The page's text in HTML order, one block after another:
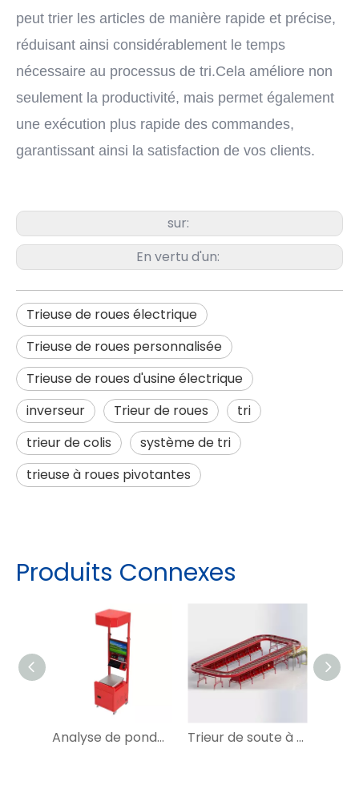
peut trier les articles de manière rapide et précise,
réduisant ainsi considérablement le temps
nécessaire au processus de tri.Cela améliore non
seulement la productivité, mais permet également
une exécution plus rapide des commandes,
garantissant ainsi la satisfaction de vos clients.
sur:
En vertu d'un:
Trieuse de roues électrique
Trieuse de roues personnalisée
Trieuse de roues d'usine électrique
inverseur
Trieur de roues
tri
trieur de colis
système de tri
trieuse à roues pivotantes
Produits Connexes
Analyse de pondération de dimensionnement DWS pour le système logistique d'entrepôt Trieur de soute à bombes personnalisé pour le tri irrégulier des colis